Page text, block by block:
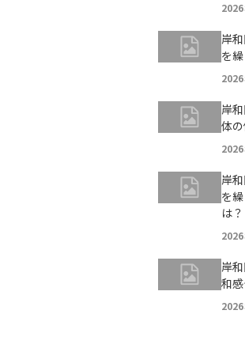
岸
を
岸
体
岸
を
は？
岸
和